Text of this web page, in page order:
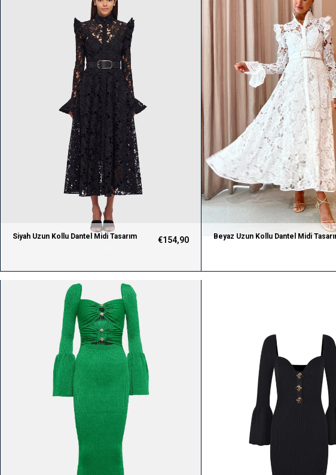
Siyah Uzun Kollu Dantel Midi Tasarım
€154,90
Beyaz Uzun Kollu Dantel Midi